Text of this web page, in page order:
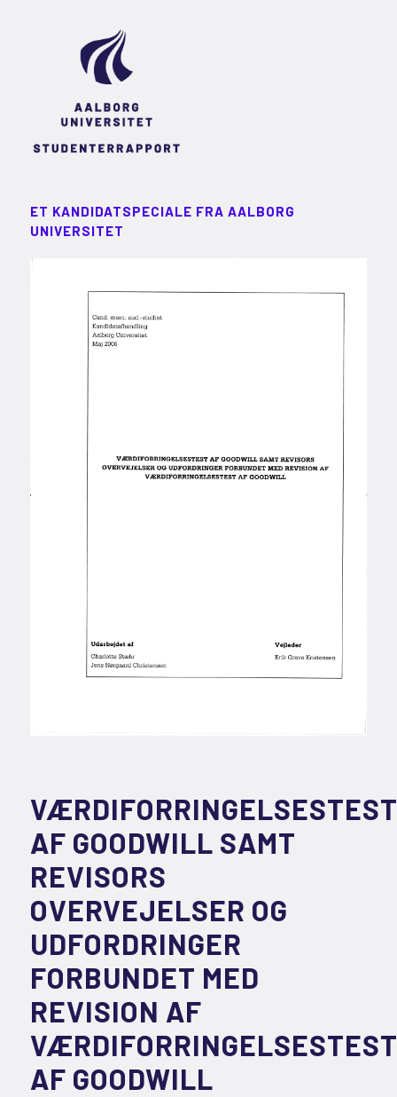
ET KANDIDATSPECIALE FRA AALBORG
UNIVERSITET
VÆRDIFORRINGELSESTEST
AF GOODWILL SAMT
REVISORS
OVERVEJELSER OG
UDFORDRINGER
FORBUNDET MED
REVISION AF
VÆRDIFORRINGELSESTEST
AF GOODWILL